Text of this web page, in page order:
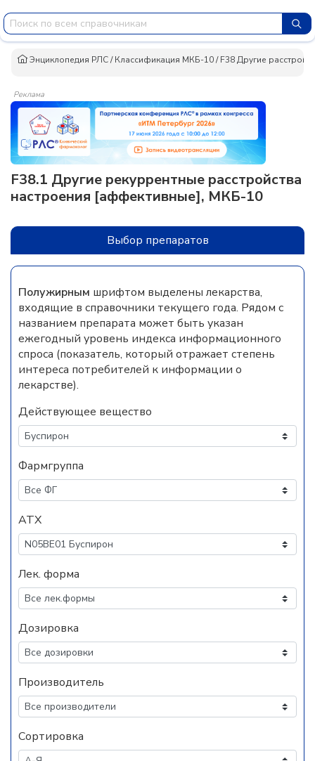
Энциклопедия РЛС/Классификация МКБ-10/F38 Другие
Реклама
F38.1 Другие рекуррентные расстройства
настроения [аффективные], МКБ-10
Выбор препаратов
Полужирным шрифтом выделены лекарства,
входящие в справочники текущего года. Рядом с
названием препарата может быть указан
ежегодный уровень индекса информационного
спроса (показатель, который отражает степень
интереса потребителей к информации о
лекарстве).
Действующее вещество
Фармгруппа
АТХ
Лек. форма
Дозировка
Производитель
Сортировка